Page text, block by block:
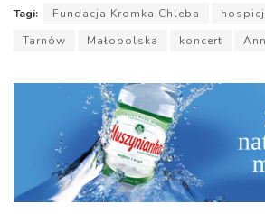
Tagi: Fundacja Kromka Chleba
Tarnów
Małopolska koncert